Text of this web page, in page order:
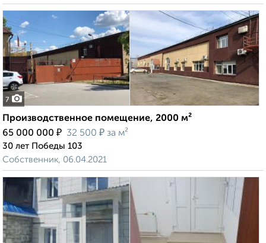
7
Производственное помещение, 2000 м²
65 000 000 ₽ 32 500 ₽ за м²
30 лет Победы 103
Собственник, 06.04.2021